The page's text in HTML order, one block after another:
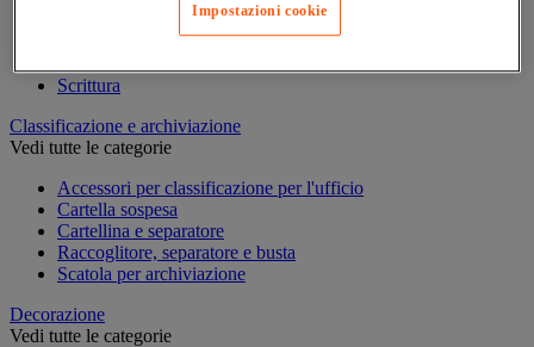
Carta, scheda Bristol e biglietto da visita
Piccole forniture
Scrittura
Classificazione e archiviazione
Vedi tutte le categorie
Accessori per classificazione per l'ufficio
Cartella sospesa
Cartellina e separatore
Raccoglitore, separatore e busta
Scatola per archiviazione
Decorazione
Vedi tutte le categorie
Impostazioni cookie